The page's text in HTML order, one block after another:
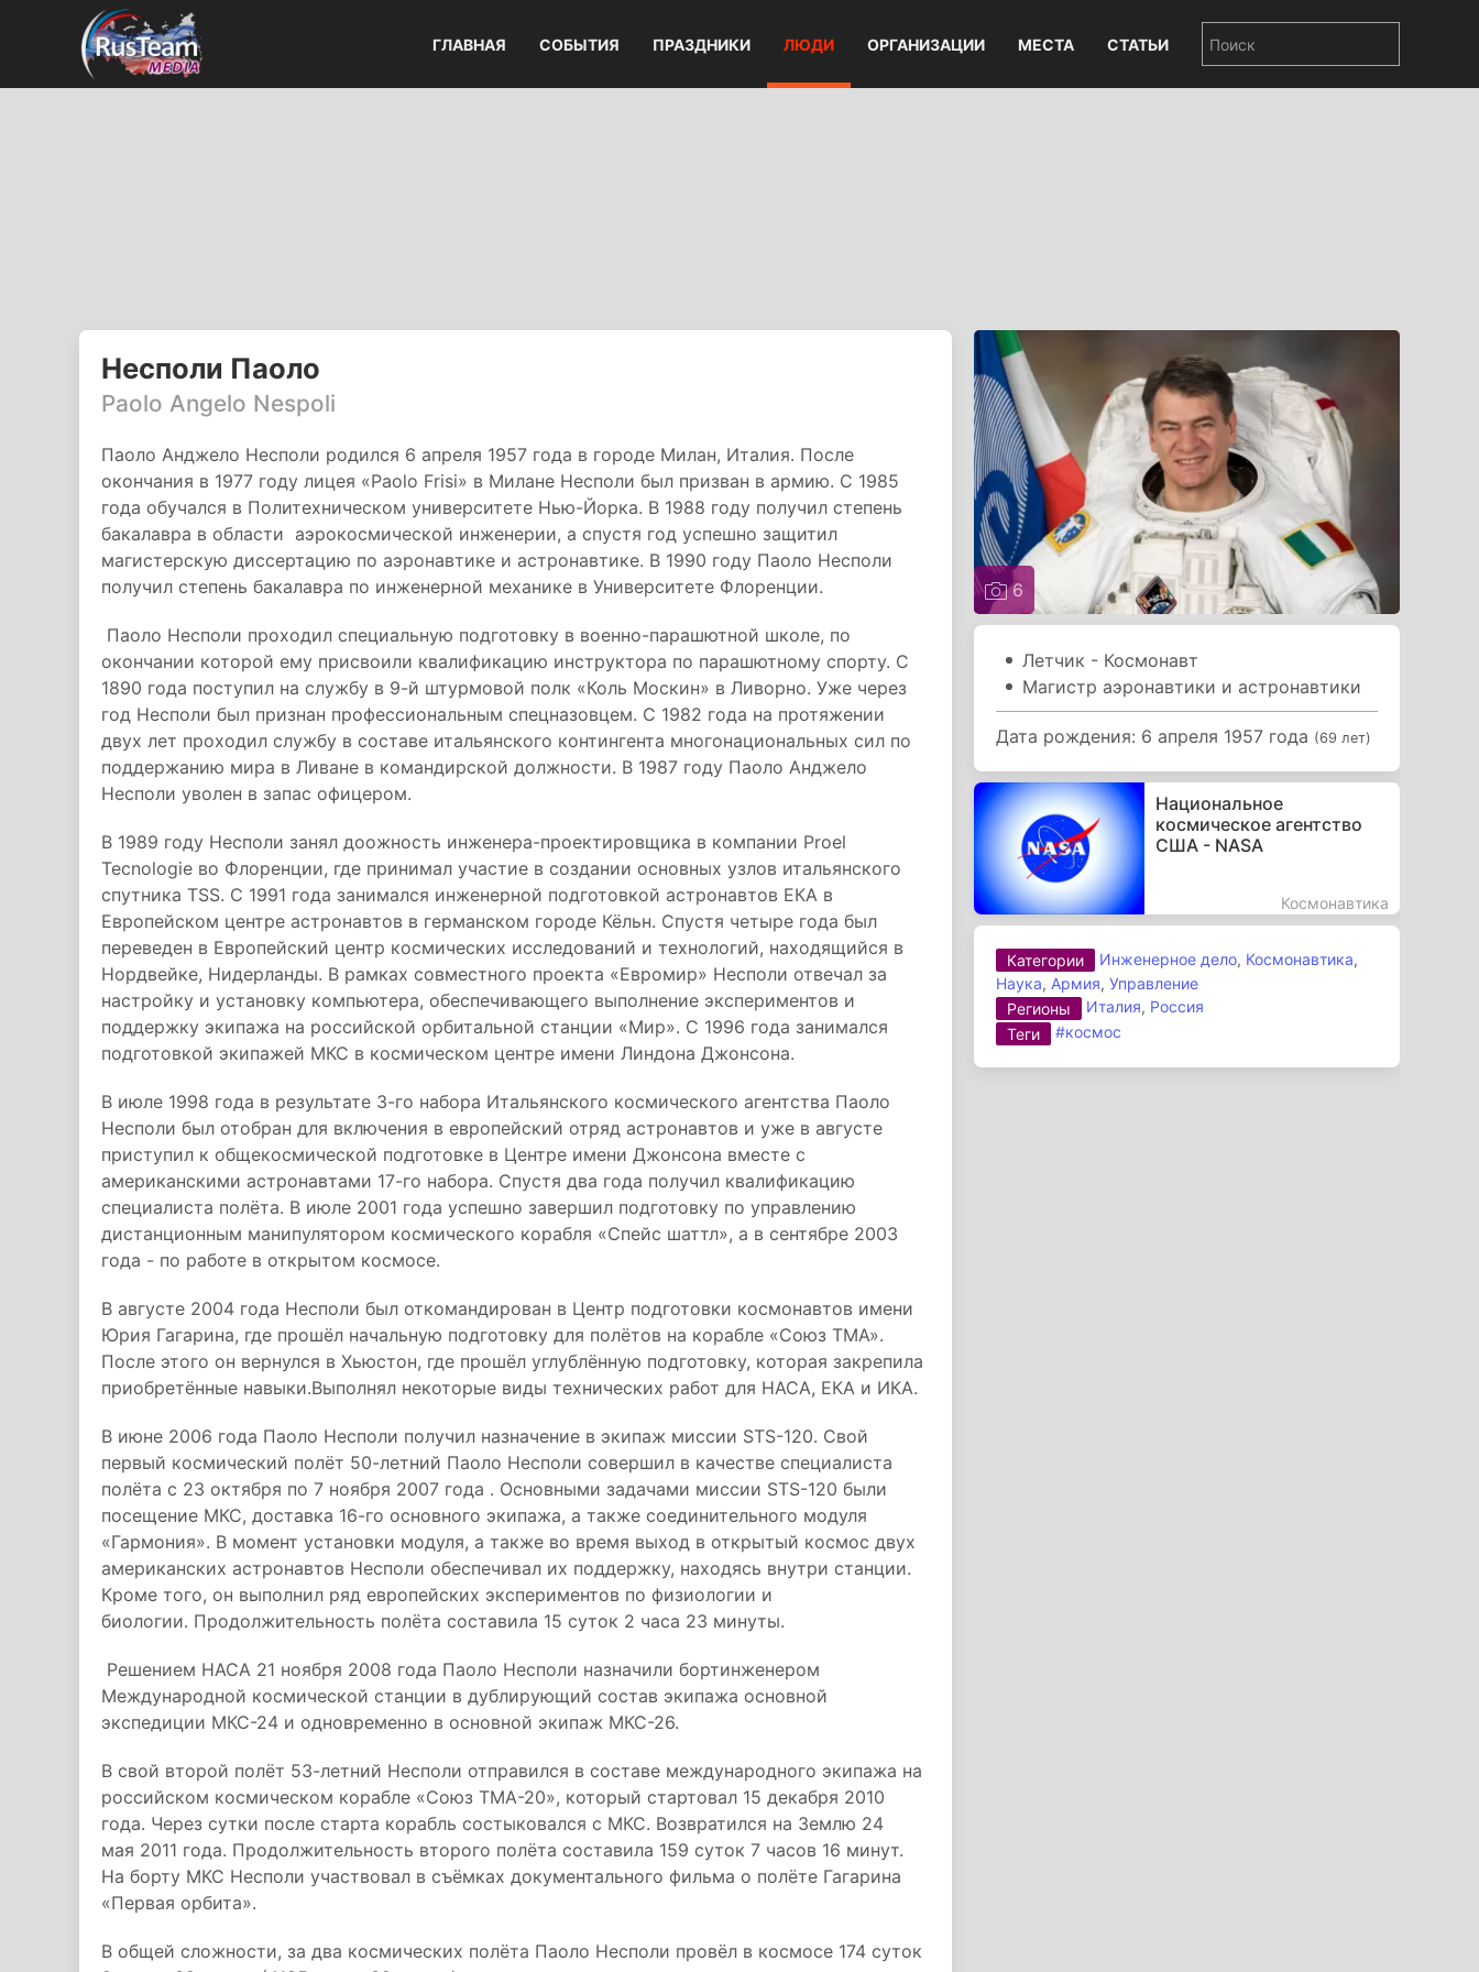
ГЛАВНАЯ СОБЫТИЯ ПРАЗДНИКИ ЛЮДИ ОРГАНИЗАЦИИ МЕСТА СТАТЬИ
Несполи Паоло
Paolo Angelo Nespoli
Паоло Анджело Несполи родился 6 апреля 1957 года в городе Милан, Италия. После
окончания в 1977 году лицея «Paolo Frisi» в Милане Несполи был призван в армию. С 1985
года обучался в Политехническом университете Нью-Йорка. В 1988 году получил степень
бакалавра в области аэрокосмической инженерии, а спустя год успешно защитил
магистерскую диссертацию по аэронавтике и астронавтике. В 1990 году Паоло Несполи
получил степень бакалавра по инженерной механике в Университете Флоренции.
Паоло Несполи проходил специальную подготовку в военно-парашютной школе, по
окончании которой ему присвоили квалификацию инструктора по парашютному спорту. С
1890 года поступил на службу в 9-й штурмовой полк «Коль Москин» в Ливорно. Уже через
год Несполи был признан профессиональным спецназовцем. С 1982 года на протяжении
двух лет проходил службу в составе итальянского контингента многонациональных сил по
поддержанию мира в Ливане в командирской должности. В 1987 году Паоло Анджело
Несполи уволен в запас офицером.
В 1989 году Несполи занял доожность инженера-проектировщика в компании Proel
Tecnologie во Флоренции, где принимал участие в создании основных узлов итальянского
спутника TSS. С 1991 года занимался инженерной подготовкой астронавтов ЕКА в
Европейском центре астронавтов в германском городе Кёльн. Спустя четыре года был
переведен в Европейский центр космических исследований и технологий, находящийся в
Нордвейке, Нидерланды. В рамках совместного проекта «Евромир» Несполи отвечал за
настройку и установку компьютера, обеспечивающего выполнение экспериментов и
поддержку экипажа на российской орбитальной станции «Мир». С 1996 года занимался
подготовкой экипажей МКС в космическом центре имени Линдона Джонсона.
В июле 1998 года в результате 3-го набора Итальянского космического агентства Паоло
Несполи был отобран для включения в европейский отряд астронавтов и уже в августе
приступил к общекосмической подготовке в Центре имени Джонсона вместе с
американскими астронавтами 17-го набора. Спустя два года получил квалификацию
специалиста полёта. В июле 2001 года успешно завершил подготовку по управлению
дистанционным манипулятором космического корабля «Спейс шаттл», а в сентябре 2003
года - по работе в открытом космосе.
В августе 2004 года Несполи был откомандирован в Центр подготовки космонавтов имени
Юрия Гагарина, где прошёл начальную подготовку для полётов на корабле «Союз ТМА».
После этого он вернулся в Хьюстон, где прошёл углублённую подготовку, которая закрепила
приобретённые навыки.Выполнял некоторые виды технических работ для НАСА, ЕКА и ИКА.
В июне 2006 года Паоло Несполи получил назначение в экипаж миссии STS-120. Свой
первый космический полёт 50-летний Паоло Несполи совершил в качестве специалиста
полёта с 23 октября по 7 ноября 2007 года . Основными задачами миссии STS-120 были
посещение МКС, доставка 16-го основного экипажа, а также соединительного модуля
«Гармония». В момент установки модуля, а также во время выход в открытый космос двух
американских астронавтов Несполи обеспечивал их поддержку, находясь внутри станции.
Кроме того, он выполнил ряд европейских экспериментов по физиологии и
биологии. Продолжительность полёта составила 15 суток 2 часа 23 минуты.
Решением НАСА 21 ноября 2008 года Паоло Несполи назначили бортинженером
Международной космической станции в дублирующий состав экипажа основной
экспедиции МКС-24 и одновременно в основной экипаж МКС-26.
В свой второй полёт 53-летний Несполи отправился в составе международного экипажа на
российском космическом корабле «Союз ТМА-20», который стартовал 15 декабря 2010
года. Через сутки после старта корабль состыковался с МКС. Возвратился на Землю 24
мая 2011 года. Продолжительность второго полёта составила 159 суток 7 часов 16 минут.
На борту МКС Несполи участвовал в съёмках документального фильма о полёте Гагарина
«Первая орбита».
В общей сложности, за два космических полёта Паоло Несполи провёл в космосе 174 суток
6
Летчик - Космонавт
Магистр аэронавтики и астронавтики
Дата рождения: 6 апреля 1957 года (69 лет)
Национальное
космическое агентство
США - NASA
Космонавтика
Категории Инженерное дело, Космонавтика,
Наука, Армия,Управление
Регионы
Италия, Россия
Теги
#космос